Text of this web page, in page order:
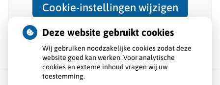
Cookie-instellingen wijzigen
Deze website gebruikt cookies
Wij gebruiken noodzakelijke cookies zodat deze
website goed kan werken. Voor analytische
cookies en externe inhoud vragen wij uw
toestemming.